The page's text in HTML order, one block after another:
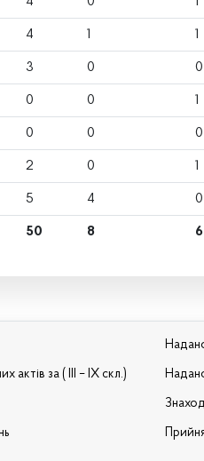
4 1 1
3 0 0
0 0 1
0 0 0
2 0 1
5 4 0
50 8 6
актів за ( III – IX скл.)